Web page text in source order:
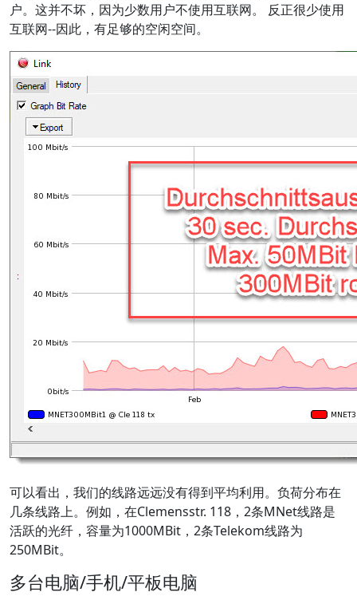
户。这并不坏，因为少数用户不使用互联网。 反正很少使用
互联网--因此，有足够的空闲空间。
可以看出，我们的线路远远没有得到平均利用。负荷分布在
几条线路上。例如，在Clemensstr. 118，2条MNet线路是
活跃的光纤，容量为1000MBit，2条Telekom线路为
250MBit。
多台电脑/手机/平板电脑